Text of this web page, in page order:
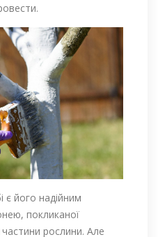
є його надійним
покликаної
рослини. Але